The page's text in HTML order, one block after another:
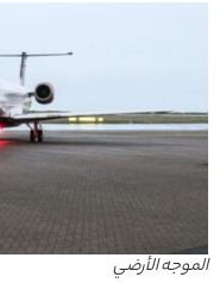
الموجه الأرضي